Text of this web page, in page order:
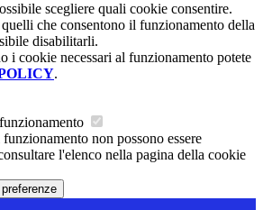
scegliere quali cookie consentire.
che consentono il funzionamento della
disabilitarli.
i cookie necessari al funzionamento potete
.
non possono essere
l'elenco nella pagina della cookie